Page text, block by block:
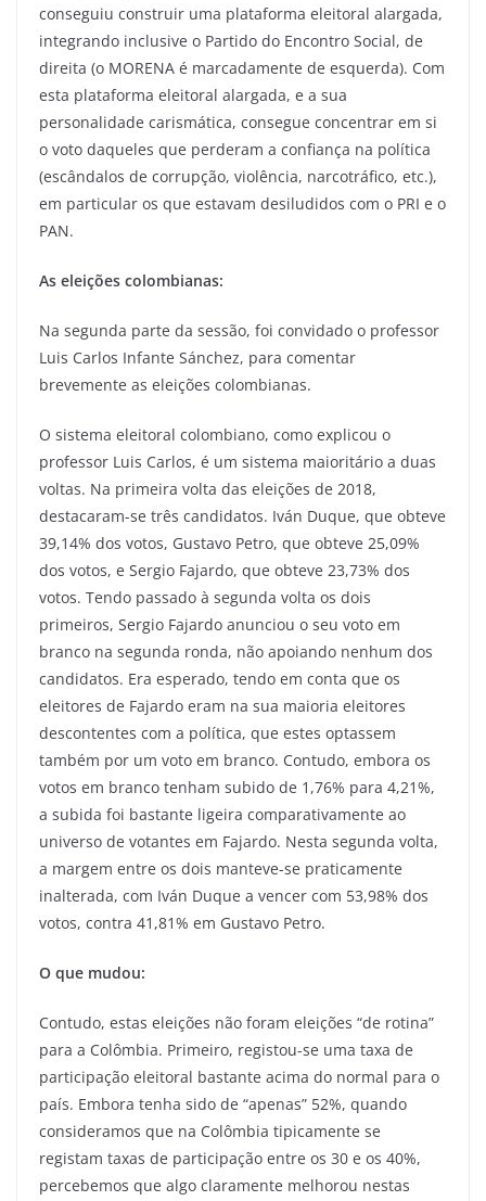
conseguiu construir uma plataforma eleitoral alargada,
integrando inclusive o Partido do Encontro Social, de
direita (o MORENA é marcadamente de esquerda). Com
esta plataforma eleitoral alargada, e a sua
personalidade carismática, consegue concentrar em si
o voto daqueles que perderam a confiança na política
(escândalos de corrupção, violência, narcotráfico, etc.),
em particular os que estavam desiludidos com o PRI e o
PAN.
As eleições colombianas:
Na segunda parte da sessão, foi convidado o professor
Luis Carlos Infante Sánchez, para comentar
brevemente as eleições colombianas.
O sistema eleitoral colombiano, como explicou o
professor Luis Carlos, é um sistema maioritário a duas
voltas. Na primeira volta das eleições de 2018,
destacaram-se três candidatos. Iván Duque, que obteve
39,14% dos votos, Gustavo Petro, que obteve 25,09%
dos votos, e Sergio Fajardo, que obteve 23,73% dos
votos. Tendo passado à segunda volta os dois
primeiros, Sergio Fajardo anunciou o seu voto em
branco na segunda ronda, não apoiando nenhum dos
candidatos. Era esperado, tendo em conta que os
eleitores de Fajardo eram na sua maioria eleitores
descontentes com a política, que estes optassem
também por um voto em branco. Contudo, embora os
votos em branco tenham subido de 1,76% para 4,21%,
a subida foi bastante ligeira comparativamente ao
universo de votantes em Fajardo. Nesta segunda volta,
a margem entre os dois manteve-se praticamente
inalterada, com Iván Duque a vencer com 53,98% dos
votos, contra 41,81% em Gustavo Petro.
O que mudou:
Contudo, estas eleições não foram eleições “de rotina”
para a Colômbia. Primeiro, registou-se uma taxa de
participação eleitoral bastante acima do normal para o
país. Embora tenha sido de “apenas” 52%, quando
consideramos que na Colômbia tipicamente se
registam taxas de participação entre os 30 e os 40%,
percebemos que algo claramente melhorou nestas